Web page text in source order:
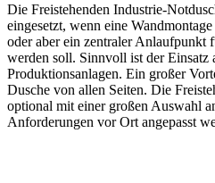
Die Freistehenden Industrie-
eingesetzt, wenn eine
oder aber ein zentraler Anlaufpunkt
werden soll. Sinnvoll ist der Einsatz
Produktionsanlagen. Ein großer
Dusche von allen Seiten. Die
optional mit einer großen Auswahl
Anforderungen vor Ort angepasst